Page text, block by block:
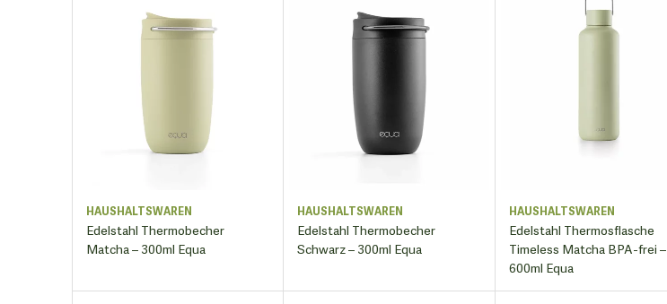
HAUSHALTSWAREN
Edelstahl Thermobecher
Matcha – 300ml Equa
HAUSHALTSWAREN
Edelstahl Thermobecher
Schwarz – 300ml Equa
HAUSHALTSWAREN
Edelstahl Thermosflasche
Timeless Matcha BPA-frei –
600ml Equa